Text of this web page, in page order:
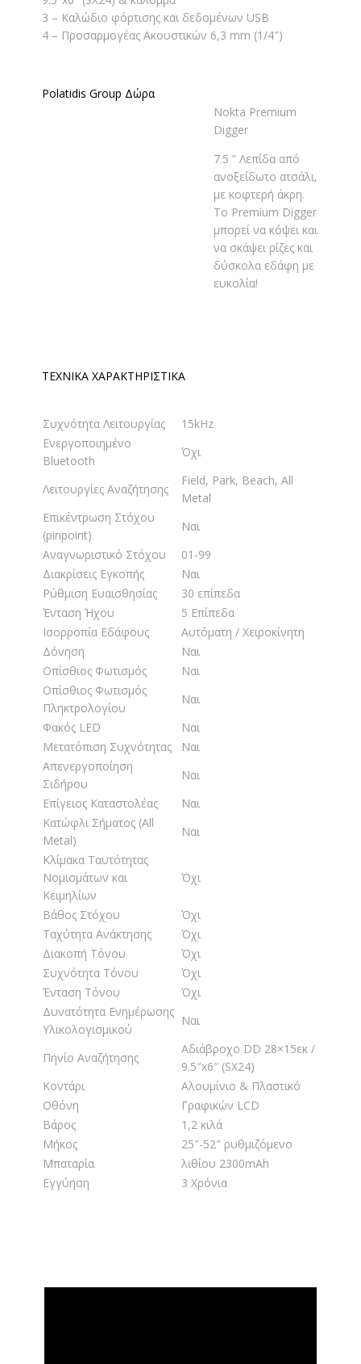
3 – Καλώδιο φόρτισης και δεδομένων USB
4 – Προσαρμογέας Ακουστικών 6,3 mm (1/4″)
Polatidis Group Δώρα
Nokta Premium
Digger
7.5 ” Λεπίδα από
ανοξείδωτο ατσάλι,
με κοφτερή άκρη.
Το Premium Digger
μπορεί να κόψει και
να σκάψει ρίζες και
δύσκολα εδάφη με
ευκολία!
ΤΕΧΝΙΚΑ ΧΑΡΑΚΤΗΡΙΣΤΙΚΑ
Συχνότητα Λειτουργίας
15kHz
Ενεργοποιημένο
Bluetooth
Όχι
Λειτουργίες Αναζήτησης
Field, Park, Beach, All
Metal
Επικέντρωση Στόχου
(pinpoint)
Ναι
Αναγνωριστικό Στόχου
01-99
Διακρίσεις Εγκοπής
Ναι
Ρύθμιση Ευαισθησίας
30 επίπεδα
Ένταση Ήχου
5 Επίπεδα
Ισορροπία Εδάφους
Αυτόματη / Χειροκίνητη
Δόνηση
Ναι
Οπίσθιος Φωτισμός
Ναι
Οπίσθιος Φωτισμός
Πληκτρολογίου
Ναι
Φακός LED
Ναι
Μετατόπιση Συχνότητας
Ναι
Απενεργοποίηση
Σιδήρου
Ναι
Επίγειος Καταστολέας
Ναι
Κατώφλι Σήματος (All
Metal)
Ναι
Κλίμακα Ταυτότητας
Νομισμάτων και
Κειμηλίων
Όχι
Βάθος Στόχου
Όχι
Ταχύτητα Ανάκτησης
Όχι
Διακοπή Τόνου
Όχι
Συχνότητα Τόνου
Όχι
Ένταση Τόνου
Όχι
Δυνατότητα Ενημέρωσης
Υλικολογισμικού
Ναι
Πηνίο Αναζήτησης
Αδιάβροχο DD 28×15εκ /
9.5″x6″ (SX24)
Κοντάρι
Αλουμίνιο & Πλαστικό
Οθόνη
Γραφικών LCD
Βάρος
1,2 κιλά
Μήκος
25″-52″ ρυθμιζόμενο
Μπαταρία
λιθίου 2300mAh
Εγγύηση
3 Χρόνια